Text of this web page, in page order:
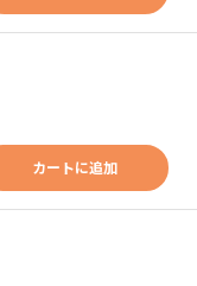
カートに追加